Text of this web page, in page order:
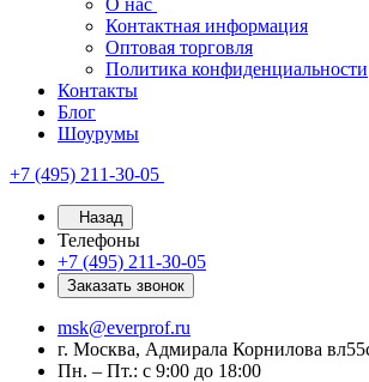
О нас
Контактная информация
Оптовая торговля
Политика конфиденциальности
Контакты
Блог
Шоурумы
+7 (495) 211-30-05
Назад
Телефоны
+7 (495) 211-30-05
Заказать звонок
msk@everprof.ru
г. Москва, Адмирала Корнилова
Пн. – Пт.: с 9:00 до 18:00